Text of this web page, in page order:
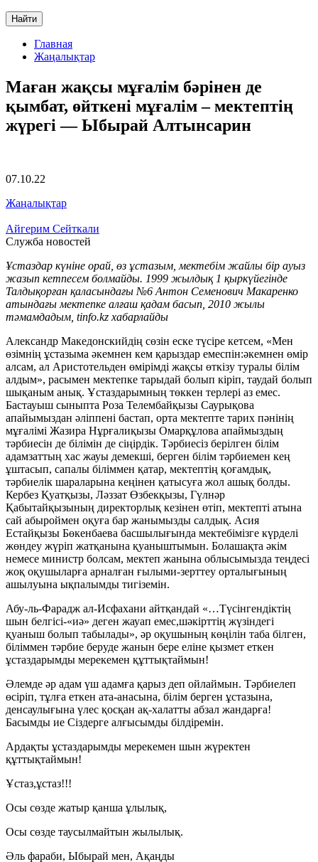
Найти
Главная
Жаңалықтар
Маған жақсы мұғалім бәрінен де
қымбат, өйткені мұғалім – мектептің
жүрегі — Ыбырай Алтынсарин
07.10.22
Жаңалықтар
Айгерим Сейткали
Служба новостей
Ұстаздар күніне орай, өз ұстазым, мектебім жайлы бір ауыз
жазып кетпесем болмайды. 1999 жылдық 1 қыркүйегінде
Талдықорған қаласындағы №6 Антон Семенович Макаренко
атындағы мектепке алғаш қадам басып, 2010 жылы
тәмамдадым, tinfo.kz хабарлайды
Александр Македонскийдің сөзін еске түсіре кетсем, «Мен
өзімнің ұстазыма әкемнен кем қарыздар емеспін:әкемнен өмір
алсам, ал Аристотельден өмірімді жақсы өткізу туралы білім
алдым», расымен мектепке тарыдай болып кіріп, таудай болып
шықаным анық. Ұстаздарымның төккен терлері аз емес.
Бастауыш сыныпта Роза Телембайқызы Саурықова
апайымыздан әліппені бастап, орта мектепте тарих пәнінің
мұғалімі Жазира Нұрғалиқызы Омарқұлова апаймыздың
тәрбиесін де білімін де сіңірдік. Тәрбиесіз берілген білім
адамзаттың хас жауы демекші, берген білім тәрбиемен кең
ұштасып, сапалы біліммен қатар, мектептің қоғамдық,
тәрбиелік шараларына кеңінен қатысуға жол ашық болды.
Кербез Қуатқызы, Ләззат Өзбекқызы, Гүлнәр
Қабытайқызының директорлық кезінен өтіп, мектепті атына
сай абыроймен оқуға бар жанымызды салдық. Асия
Естайқызы Бөкенбаева басшылығында мектебімізге күрделі
жөндеу жүріп жатқанына қуаныштымын. Болашақта әкім
немесе министр болсам, мектеп жанына облысымызда теңдесі
жоқ оқушыларға арналған ғылыми-зерттеу орталығының
ашылуына ықпалымды тигіземін.
Абу-ль-Фарадж ал-Исфахани айтқандай «…Түсінгендіктің
шын белгісі-«иә» деген жауап емес,шәкірттің жүзіндегі
қуаныш болып табылады», әр оқушының көңілін таба білген,
біліммен тәрбие беруде жанын бере еліне қызмет еткен
ұстаздарымды мерекемен құттықтаймын!
Әлемде әр адам үш адамға қарыз деп ойлаймын. Тәрбиелеп
өсіріп, тұлға еткен ата-анасына, білім берген ұстазына,
денсаулығына үлес қосқан ақ-халатты абзал жандарға!
Басымды ие Сіздерге алғысымды білдіремін.
Ардақты ұстаздарымды мерекемен шын жүректен
құттықтаймын!
Ұстаз,ұстаз!!!
Осы сөзде жатыр қанша ұлылық,
Осы сөзде таусылмайтын жылылық.
Әль фараби, Ыбырай мен, Ақаңды